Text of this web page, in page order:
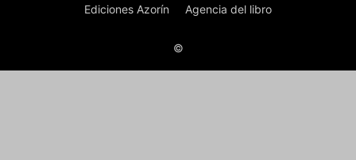
Ediciones Azorín Agencia del libro
©